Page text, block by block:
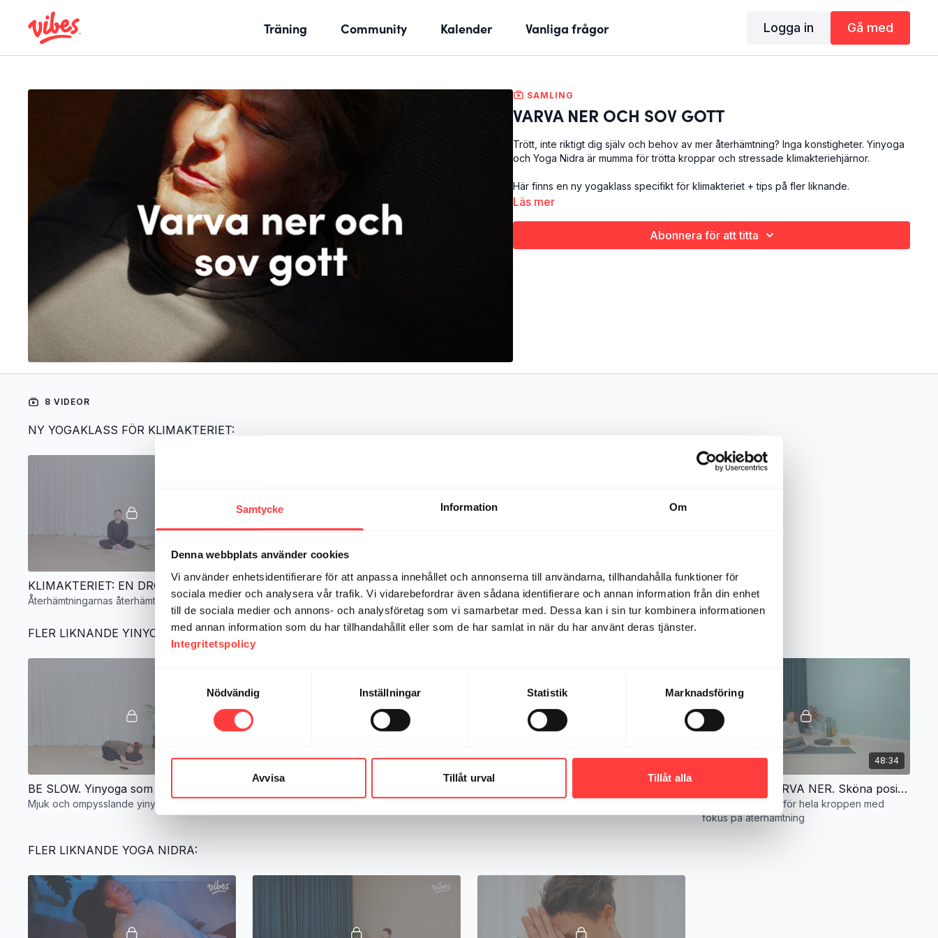
Samtycke Information Om
Denna webbplats använder cookies
Vi använder enhetsidentifierare för att anpassa innehållet och annonserna till användarna, tillhandahålla funktioner för
sociala medier och analysera vår trafik. Vi vidarebefordrar även sådana identifierare och annan information från din enhet
till de sociala medier och annons- och analysföretag som vi samarbetar med. Dessa kan i sin tur kombinera informationen
med annan information som du har tillhandahållit eller som de har samlat in när du har använt deras tjänster.
Integritetspolicy
Nödvändig
Inställningar Statistik Marknadsföring
Avvisa Tillåt urval Tillåt alla
Träning Community Kalender Vanliga frågor Logga in Gå med
SAMLING
VARVA NER OCH SOV GOTT
Trött, inte riktigt dig själv och behov av mer återhämtning? Inga konstigheter. Yinyoga
och Yoga Nidra är mumma för trötta kroppar och stressade klimakteriehjärnor.
Här finns en ny yogaklass specifikt för klimakteriet + tips på fler liknande.
Läs mer
Abonnera för att titta
8 VIDEOR
NY YOGAKLASS FÖR KLIMAKTERIET:
01:03:03
KLIMAKTERIET: EN DRÖMMIG TIMME (YIN+NIDRA)
Återhämtningarnas återhämtning
FLER LIKNANDE YINYOGA:
49:20
Mjuk och ompysslande yinyoga
21:08 35:19 48:34
YINYOGA - VARVA NER. Sköna positioner för hela kroppen med fokus på återhämtning
Sköna positioner för hela kroppen med
fokus på återhämtning
FLER LIKNANDE YOGA NIDRA: